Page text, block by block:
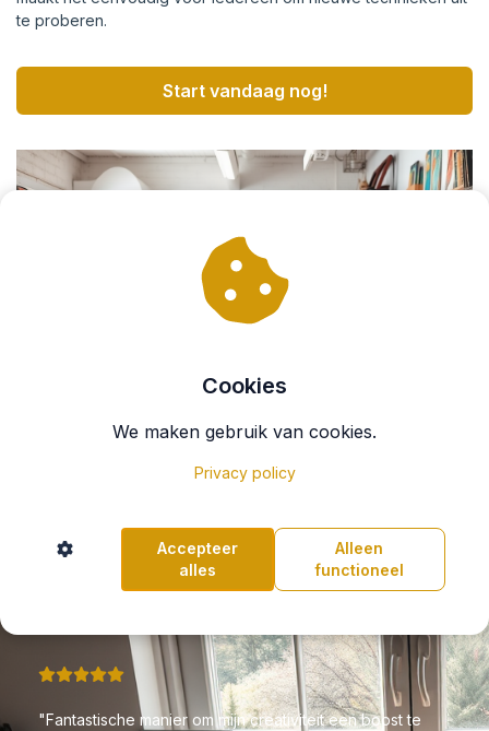
te proberen.
Start vandaag nog!
"Fantastische manier om mijn creativiteit een boost te
Cookies
We maken gebruik van cookies.
Privacy policy
Alleen
functioneel
Accepteer
alles